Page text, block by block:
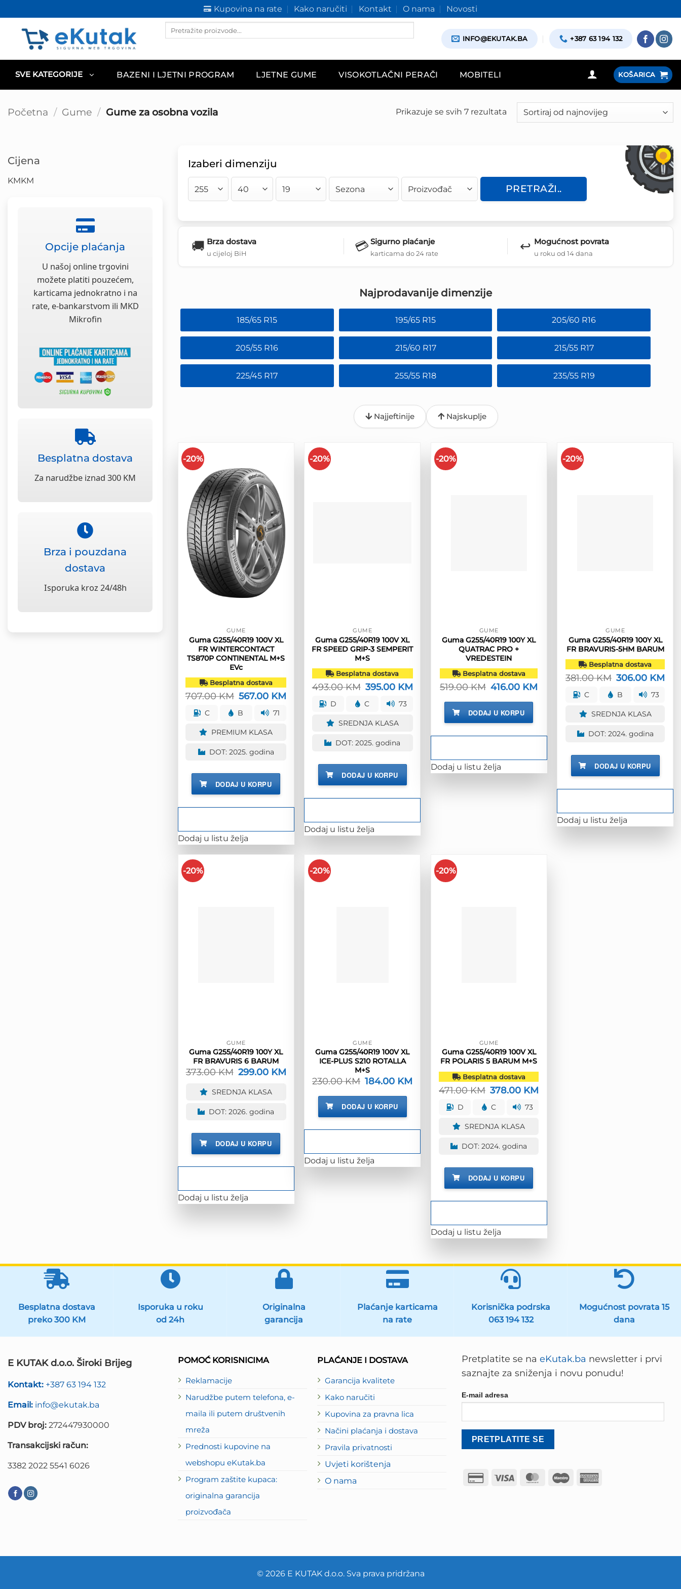
to
content
Kupovina na rate Kako naručiti Kontakt O nama Novosti
Products
INFO@EKUTAK.BA +387 63 194 132
SVE KATEGORIJE BAZENI I LJETNI PROGRAM LJETNE GUME VISOKOTLAČNI PERAČI MOBITELI KOŠARICA
Početna / Gume / Gume za osobna vozila Prikazuje se svih 7 rezultata Poredano
po
Cijena
KMKM
Opcije plaćanja
U našoj online trgovini
možete platiti pouzećem,
karticama jednokratno i na
rate, e-bankarstvom ili MKD
Mikrofin
Besplatna dostava
Za narudžbe iznad 300 KM
Brza i pouzdana
dostava
Isporuka kroz 24/48h
Izaberi dimenziju
PRETRAŽI..
🚚 Brza dostava
u cijeloj BiH 💳 Sigurno plaćanje
karticama do 24 rate ↩️ Mogućnost povrata
u roku od 14 dana
Najprodavanije dimenzije
185/65 R15 195/65 R15 205/60 R16
205/55 R16 215/60 R17 215/55 R17
225/45 R17 255/55 R18 235/55 R19
Najjeftinije Najskuplje
-20%
GUME
Guma G255/40R19 100V XL
FR WINTERCONTACT
TS870P CONTINENTAL M+S
EVc
Besplatna dostava
707.00KM Izvorna
cijena
bila
je:
567.00 KM
C B 71
PREMIUM KLASA
DOT: 2025. godina
DODAJ U KORPU
Dodaj u listu želja
-20%
GUME
Guma G255/40R19 100V XL
FR SPEED GRIP-3 SEMPERIT
M+S
Besplatna dostava
493.00KM Izvorna
cijena
bila
je:
395.00 KM Trenutna
395.00 KM.
D C 73
SREDNJA KLASA
DOT: 2025. godina
DODAJ U KORPU
Dodaj u listu želja
-20%
GUME
Guma G255/40R19 100Y XL
QUATRAC PRO +
VREDESTEIN
Besplatna dostava
519.00KM Izvorna
cijena
bila
519.00 KM.
416.00 KM
DODAJ U KORPU
Dodaj u listu želja
-20%
GUME
Guma G255/40R19 100Y XL
FR BRAVURIS-5HM BARUM
Besplatna dostava
381.00KM Izvorna
cijena
bila
je:
306.00 KM
C B 73
SREDNJA KLASA
DOT: 2024. godina
DODAJ U KORPU
Dodaj u listu želja
-20%
GUME
Guma G255/40R19 100Y XL
FR BRAVURIS 6 BARUM
373.00KM Izvorna
cijena
je:
299.00 KM
SREDNJA KLASA
DOT: 2026. godina
DODAJ U KORPU
Dodaj u listu želja
-20%
GUME
Guma G255/40R19 100V XL
ICE-PLUS S210 ROTALLA
M+S
230.00KM Izvorna
cijena
bila
230.00 KM.
184.00 KM Trenutna
184.00 KM.
DODAJ U KORPU
Dodaj u listu želja
-20%
GUME
Guma G255/40R19 100V XL
FR POLARIS 5 BARUM M+S
Besplatna dostava
471.00KM Izvorna
cijena
bila
je:
378.00 KM
D C 73
SREDNJA KLASA
DOT: 2024. godina
DODAJ U KORPU
Dodaj u listu želja
Besplatna dostava
preko 300 KM
Isporuka u roku
od 24h
Originalna
garancija
Plaćanje karticama
na rate
Korisnička podrska
063 194 132
Mogućnost povrata 15
dana
E KUTAK d.o.o. Široki Brijeg
Kontakt: +387 63 194 132
Email: info@ekutak.ba
PDV broj: 272447930000
Transakcijski račun:
3382 2022 5541 6026
POMOĆ KORISNICIMA
Reklamacije
Narudžbe putem telefona, e-
maila ili putem društvenih
mreža
Prednosti kupovine na
webshopu eKutak.ba
Program zaštite kupaca:
originalna garancija
proizvođača
PLAĆANJE I DOSTAVA
Garancija kvalitete
Kako naručiti
Kupovina za pravna lica
Načini plaćanja i dostava
Pravila privatnosti
Uvjeti korištenja
O nama
Pretplatite se na eKutak.ba newsletter i prvi
saznajte za sniženja i novu ponudu!
E-mail adresa
Credit
Visa MasterCard
Maestro
© 2026 E KUTAK d.o.o. Sva prava pridržana